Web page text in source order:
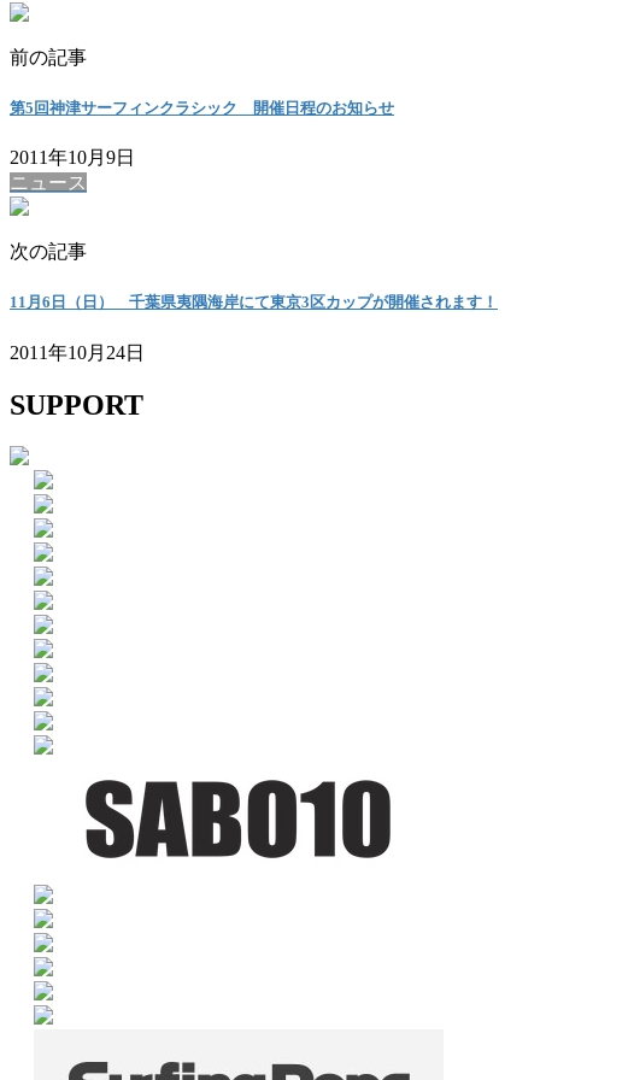
前の記事
第5回神津サーフィンクラシック 開催日程のお知らせ
2011年10月9日
ニュース
次の記事
11月6日（日） 千葉県夷隅海岸にて東京3区カップが開催されます！
2011年10月24日
SUPPORT